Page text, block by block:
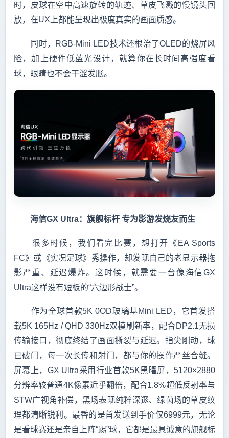
时，皮球在空中高速旋转的轨迹、草皮飞溅的慢镜头回
放，在UX上都能呈现出极度真实的画面质感。
同时，RGB-Mini LED技术还根治了OLED的烧屏风
险，加上硬件低蓝光设计，就算你在长时间高强度看
球，眼睛也不会干涩发胀。
海信GX Ultra：旗舰标杆 专为影游发烧友而生
很多时候，我们看完比赛，想打开《EA Sports
FC》或《实况足球》秀操作，却发现自己的老显示器拖
影严重、延迟爆炸。这时候，就需要一台像海信GX
Ultra这样没有短板的“六边形战士”。
作为全球首款5K 0OD玻璃基Mini LED，它首发搭
载5K 165Hz / QHD 330Hz双模刷新率，配合DP2.1无损
传输接口，彻底终结了画面撕裂与延迟。指尖刚动，球
已破门，每一次长传和射门，都与你的操作严丝合缝。
屏幕上，GX Ultra采用行业首款5K黑曜屏，5120×2880
分辨率较普通4K像素近乎翻倍，配合1.8%超低反射率与
STW广视角补偿，黑场表现纯粹深邃、绿茵场的草皮纹
理都清晰锐利。最香的是首发送到手价仅6999元，无论
是看球赛还是亲自上阵“踢”球，它都是最具诚意的旗舰标